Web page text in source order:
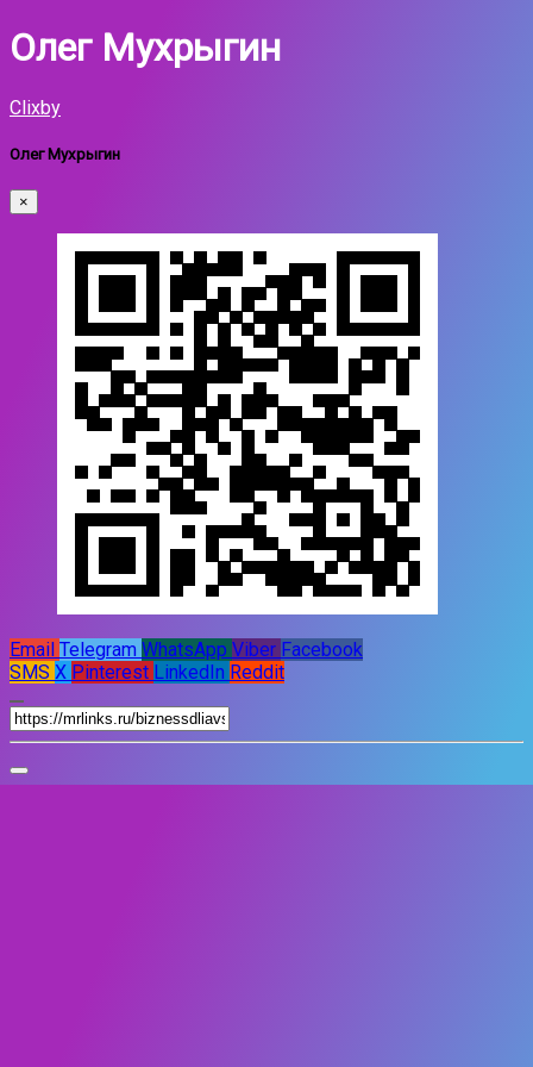
Олег Мухрыгин
Clixby
Олег Мухрыгин
×
Email Telegram WhatsApp Viber Facebook
SMS X Pinterest LinkedIn Reddit